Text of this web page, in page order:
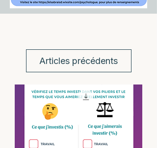
Articles précédents